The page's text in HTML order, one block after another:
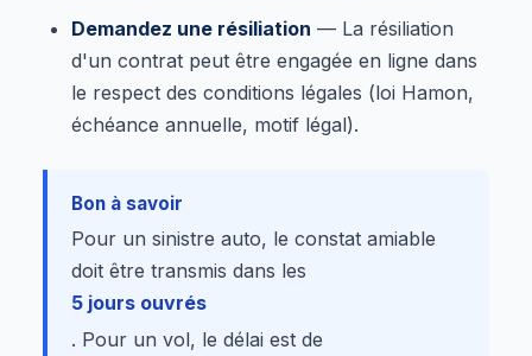
Demandez une résiliation — La résiliation
d'un contrat peut être engagée en ligne dans
le respect des conditions légales (loi Hamon,
échéance annuelle, motif légal).
Bon à savoir
Pour un sinistre auto, le constat amiable
doit être transmis dans les
5 jours ouvrés
. Pour un vol, le délai est de